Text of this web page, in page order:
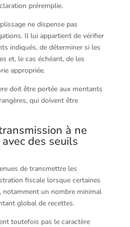
préremplie.
ne dispense pas
Il lui appartient de vérifier
indiqués, de déterminer si les
et, le cas échéant, de les
appropriée.
doit être portée aux montants
qui doivent être
à ne
des seuils
de transmettre les
fiscale lorsque certaines
notamment un nombre minimal
global de recettes.
toutefois pas le caractère